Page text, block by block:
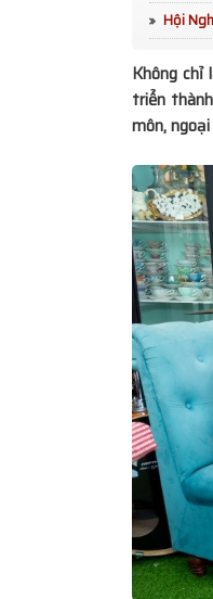
Hội
Không
triển
môn,